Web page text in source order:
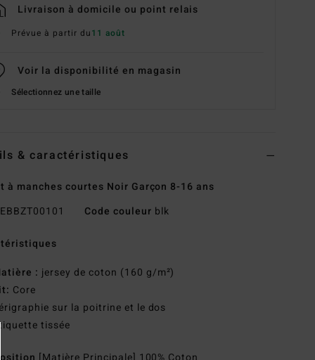
Livraison à domicile ou point relais
Prévue à partir du11 août
Voir la disponibilité en magasin
Sélectionnez une taille
& caractéristiques
à manches courtes Noir Garçon 8-16 ans
EBBZT00101 Code couleur blk
: jersey de coton (160 g/m²)
Core
sur la poitrine et le dos
tissée